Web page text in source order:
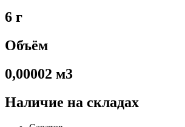
6 г
Объём
0,00002 м3
Наличие на складах